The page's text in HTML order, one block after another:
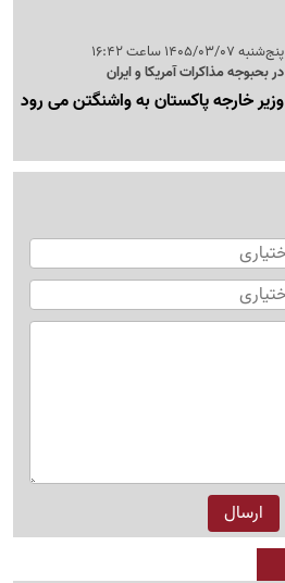
پنج‌شنبه 1405/03/07 ساعت 16:42
در بحبوجه مذاکرات آمریکا و ایران
وزیر خارجه پاکستان به واشنگتن می رود